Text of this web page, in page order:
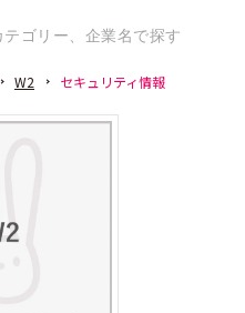
W2 セキュリティ情報